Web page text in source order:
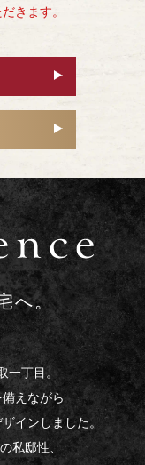
きます。
へ。
一丁目。
えながら
インしました。
私邸性、